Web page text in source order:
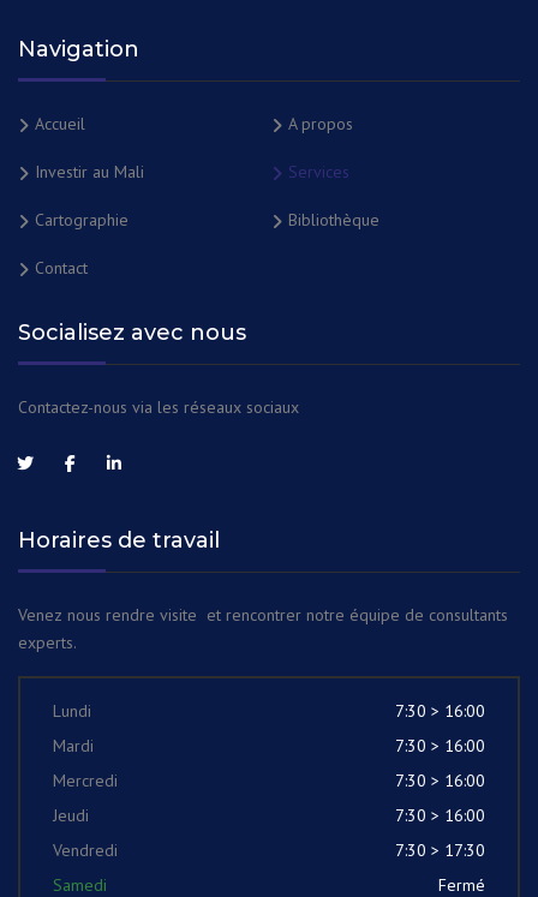
Navigation
Accueil A propos
Investir au Mali Services
Cartographie Bibliothèque
Contact
Socialisez avec nous
Contactez-nous via les réseaux sociaux
Horaires de travail
Venez nous rendre visite et rencontrer notre équipe de consultants
experts.
Lundi
7:30 > 16:00
Mardi
7:30 > 16:00
Mercredi
7:30 > 16:00
Jeudi
7:30 > 16:00
Vendredi
7:30 > 17:30
Samedi
Fermé